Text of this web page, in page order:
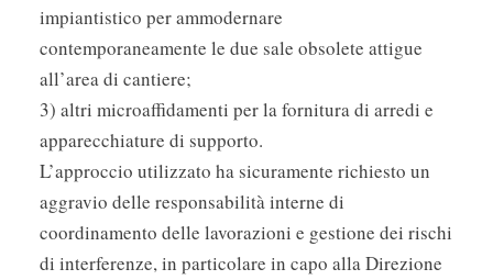
impiantistico per ammodernare
contemporaneamente le due sale obsolete attigue
all’area di cantiere;
3) altri microaffidamenti per la fornitura di arredi e
apparecchiature di supporto.
L’approccio utilizzato ha sicuramente richiesto un
aggravio delle responsabilità interne di
coordinamento delle lavorazioni e gestione dei rischi
di interferenze, in particolare in capo alla Direzione